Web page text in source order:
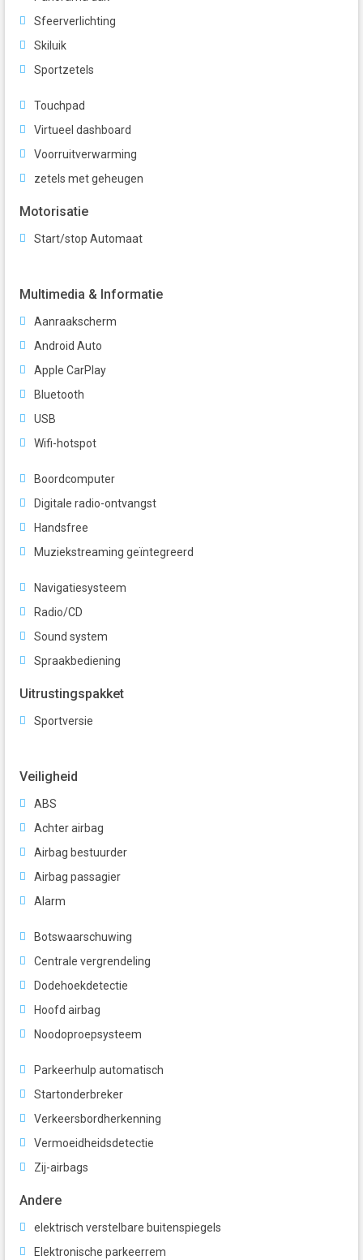
Sfeerverlichting
Skiluik
Sportzetels
Touchpad
Virtueel dashboard
Voorruitverwarming
zetels met geheugen
Motorisatie
Start/stop Automaat
Multimedia & Informatie
Aanraakscherm
Android Auto
Apple CarPlay
Bluetooth
USB
Wifi-hotspot
Boordcomputer
Digitale radio-ontvangst
Handsfree
Muziekstreaming geïntegreerd
Navigatiesysteem
Radio/CD
Sound system
Spraakbediening
Uitrustingspakket
Sportversie
Veiligheid
ABS
Achter airbag
Airbag bestuurder
Airbag passagier
Alarm
Botswaarschuwing
Centrale vergrendeling
Dodehoekdetectie
Hoofd airbag
Noodoproepsysteem
Parkeerhulp automatisch
Startonderbreker
Verkeersbordherkenning
Vermoeidheidsdetectie
Zij-airbags
Andere
elektrisch verstelbare buitenspiegels
Elektronische parkeerrem